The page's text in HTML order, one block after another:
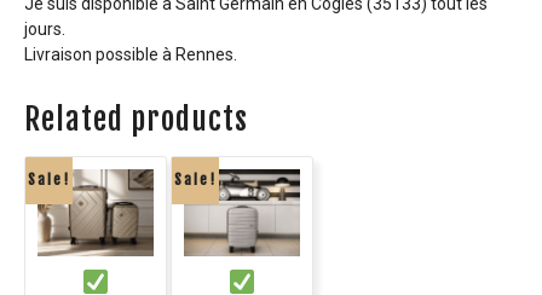
jours.
Livraison possible à Rennes.
Related products
Sale! Sale!